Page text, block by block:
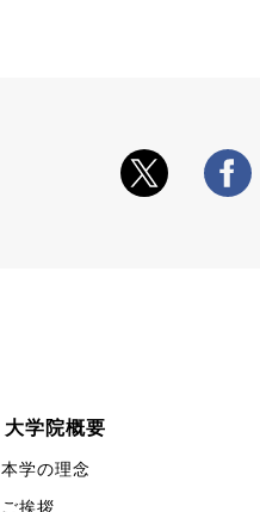
大学院概要
本学の理念
ご挨拶